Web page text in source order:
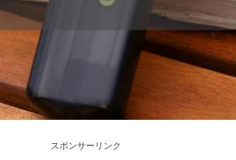
スポンサーリンク